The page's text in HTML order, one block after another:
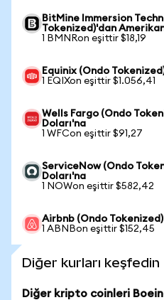
BitMine Immersion
Tokenized)'dan
1 BMNRon eşittir $18,19
Equinix (Ondo
1 EQIXon eşittir $1.056,41
Wells Fargo (Ondo
Doları'na
1 WFCon eşittir $91,27
ServiceNow (Ondo
Doları'na
1 NOWon eşittir $582,42
Airbnb (Ondo
1 ABNBon eşittir $152,45
Diğer kurları keşfedin
Diğer kripto coinleri